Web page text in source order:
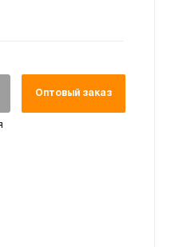
Оптовый заказ